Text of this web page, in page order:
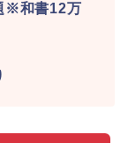
和書12万